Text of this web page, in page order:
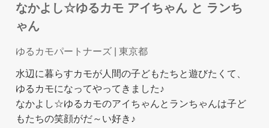
なかよし☆ゆるカモ アイちゃん と ランち
ゃん
ゆるカモパートナーズ | 東京都
水辺に暮らすカモが人間の子どもたちと遊びたくて、
ゆるカモになってやってきました♪
なかよし☆ゆるカモのアイちゃんとランちゃんは子ど
もたちの笑顔がだ～い好き♪